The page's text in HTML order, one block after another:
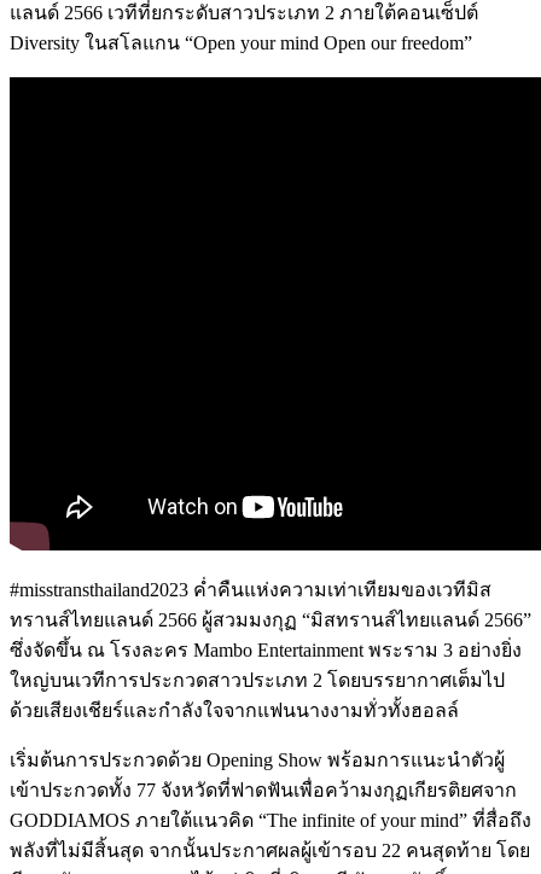
แลนด์ 2566 เวทีที่ยกระดับสาวประเภท 2 ภายใต้คอนเซ็ปต์
Diversity ในสโลแกน “Open your mind Open our freedom”
#misstransthailand2023 ค่ำคืนแห่งความเท่าเทียมของเวทีมิส
ทรานส์ไทยแลนด์ 2566 ผู้สวมมงกุฏ “มิสทรานส์ไทยแลนด์ 2566”
ซึ่งจัดขึ้น ณ โรงละคร Mambo Entertainment พระราม 3 อย่างยิ่ง
ใหญ่บนเวทีการประกวดสาวประเภท 2 โดยบรรยากาศเต็มไป
ด้วยเสียงเชียร์และกำลังใจจากแฟนนางงามทั่วทั้งฮอลล์
เริ่มต้นการประกวดด้วย Opening Show พร้อมการแนะนำตัวผู้
เข้าประกวดทั้ง 77 จังหวัดที่ฟาดฟันเพื่อคว้ามงกุฏเกียรติยศจาก
GODDIAMOS ภายใต้แนวคิด “The infinite of your mind” ที่สื่อถึง
พลังที่ไม่มีสิ้นสุด จากนั้นประกาศผลผู้เข้ารอบ 22 คนสุดท้าย โดย